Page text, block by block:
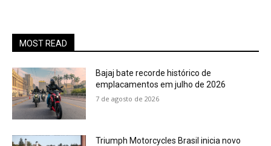
MOST READ
Bajaj bate recorde histórico de
emplacamentos em julho de 2026
7 de agosto de 2026
Triumph Motorcycles Brasil inicia novo